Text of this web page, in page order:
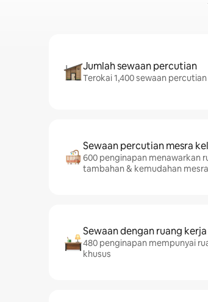
Jumlah sewaan percutian
Terokai 1,400 sewaan percutian
Sewaan percutian mesra
600 penginapan menawarkan
tambahan & kemudahan
Sewaan dengan ruang
480 penginapan mempunyai
khusus